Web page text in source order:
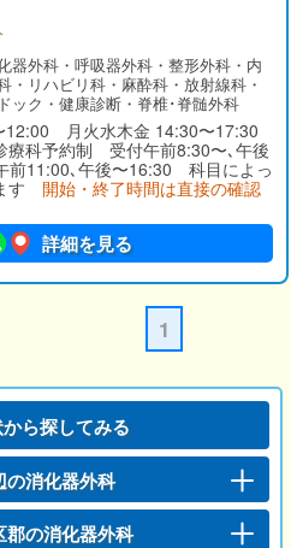
器外科・呼吸器外科・整形外科・内
・リハビリ科・麻酔科・放射線科・
ック・健康診断・脊椎･脊髄外科
12:00 月火水木金 14:30〜17:30
科予約制 受付午前8:30〜､午後
前11:00､午後〜16:30 科目によっ
す 開始・終了時間は直接の確認
詳細を見る
1
ら探してみる
の消化器外科
郡の消化器外科